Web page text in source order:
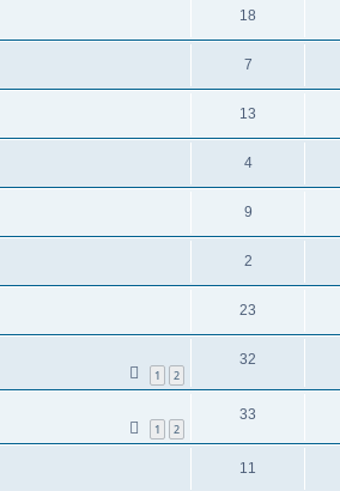
18
7
13
4
9
2
23
1 2
32
1 2
33
11